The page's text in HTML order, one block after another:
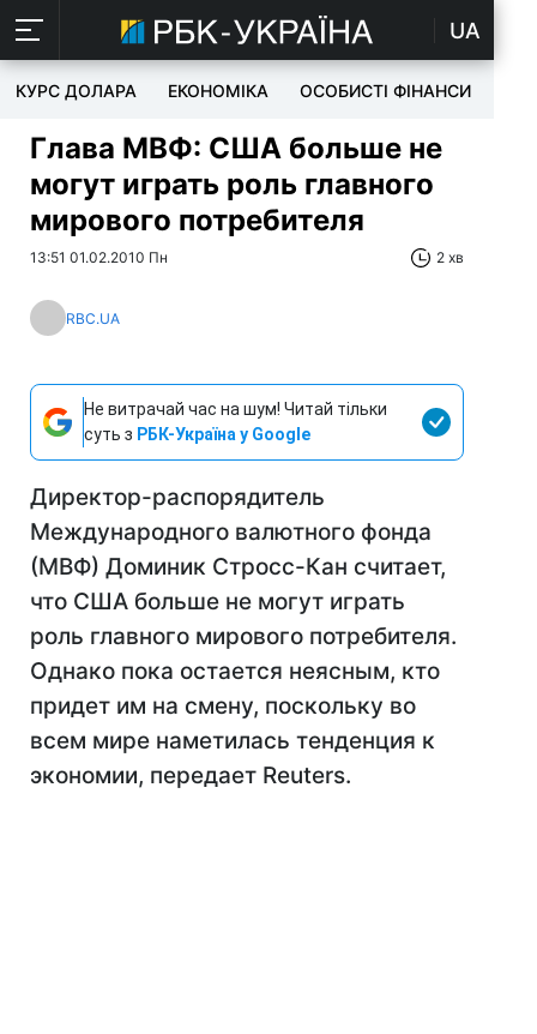
UA
КУРС ДОЛАРА ЕКОНОМІКА ОСОБИСТІ ФІНАНСИ
Глава МВФ: США больше не
могут играть роль главного
мирового потребителя
13:51 01.02.2010 Пн 2 хв
RBC.UA
Не витрачай час на шум! Читай тільки
суть з РБК-Україна у Google
Директор-распорядитель
Международного валютного фонда
(МВФ) Доминик Стросс-Кан считает,
что США больше не могут играть
роль главного мирового потребителя.
Однако пока остается неясным, кто
придет им на смену, поскольку во
всем мире наметилась тенденция к
экономии, передает Reuters.